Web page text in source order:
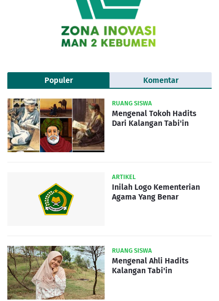
Populer Komentar
RUANG SISWA
Mengenal Tokoh Hadits
Dari Kalangan Tabi'in
ARTIKEL
Inilah Logo Kementerian
Agama Yang Benar
RUANG SISWA
Mengenal Ahli Hadits
Kalangan Tabi'in